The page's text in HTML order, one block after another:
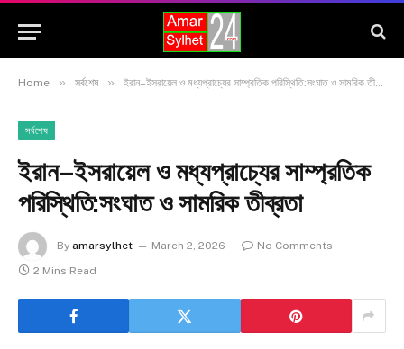
Home » সর্বশেষ » ইরান–ইসরায়েল ও মধ্যপ্রাচ্যের সাম্প্রতিক পরিস্থিতি:সংঘাত ও সামরিক তীব্রতা
সর্বশেষ
ইরান–ইসরায়েল ও মধ্যপ্রাচ্যের সাম্প্রতিক
পরিস্থিতি:সংঘাত ও সামরিক তীব্রতা
By amarsylhet March 2, 2026
No Comments
2 Mins Read